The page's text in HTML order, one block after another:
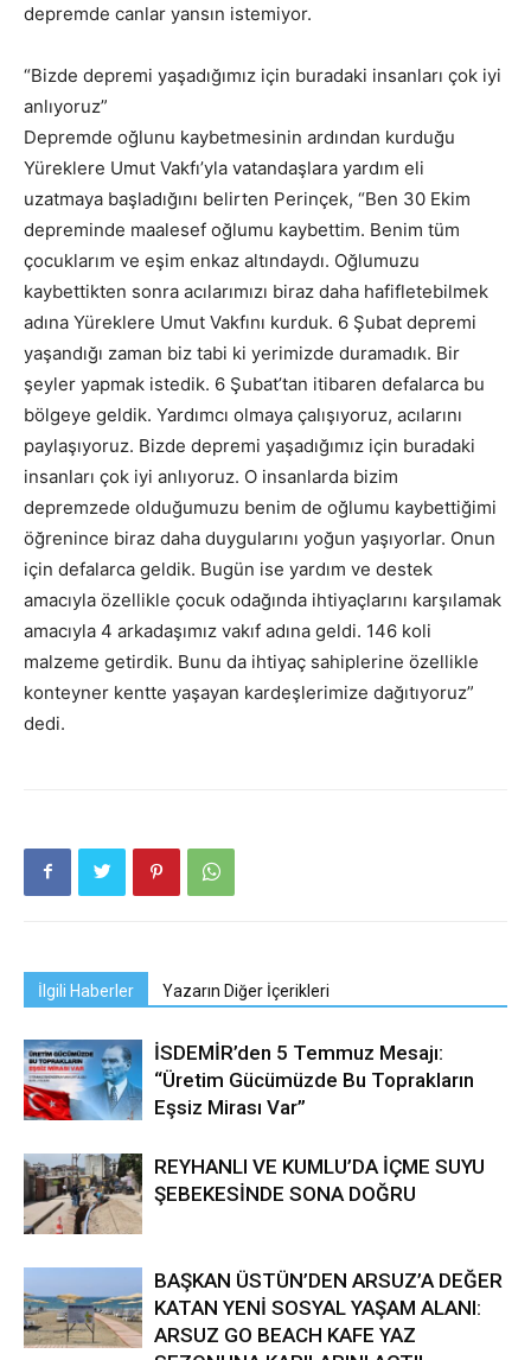
depremde canlar yansın istemiyor.
“Bizde depremi yaşadığımız için buradaki insanları çok iyi
anlıyoruz”
Depremde oğlunu kaybetmesinin ardından kurduğu
Yüreklere Umut Vakfı’yla vatandaşlara yardım eli
uzatmaya başladığını belirten Perinçek, “Ben 30 Ekim
depreminde maalesef oğlumu kaybettim. Benim tüm
çocuklarım ve eşim enkaz altındaydı. Oğlumuzu
kaybettikten sonra acılarımızı biraz daha hafifletebilmek
adına Yüreklere Umut Vakfını kurduk. 6 Şubat depremi
yaşandığı zaman biz tabi ki yerimizde duramadık. Bir
şeyler yapmak istedik. 6 Şubat’tan itibaren defalarca bu
bölgeye geldik. Yardımcı olmaya çalışıyoruz, acılarını
paylaşıyoruz. Bizde depremi yaşadığımız için buradaki
insanları çok iyi anlıyoruz. O insanlarda bizim
depremzede olduğumuzu benim de oğlumu kaybettiğimi
öğrenince biraz daha duygularını yoğun yaşıyorlar. Onun
için defalarca geldik. Bugün ise yardım ve destek
amacıyla özellikle çocuk odağında ihtiyaçlarını karşılamak
amacıyla 4 arkadaşımız vakıf adına geldi. 146 koli
malzeme getirdik. Bunu da ihtiyaç sahiplerine özellikle
konteyner kentte yaşayan kardeşlerimize dağıtıyoruz”
dedi.
İlgili Haberler Yazarın Diğer İçerikleri
İSDEMİR’den 5 Temmuz Mesajı:
“Üretim Gücümüzde Bu Toprakların
Eşsiz Mirası Var”
REYHANLI VE KUMLU’DA İÇME SUYU
ŞEBEKESİNDE SONA DOĞRU
BAŞKAN ÜSTÜN’DEN ARSUZ’A DEĞER
KATAN YENİ SOSYAL YAŞAM ALANI:
ARSUZ GO BEACH KAFE YAZ